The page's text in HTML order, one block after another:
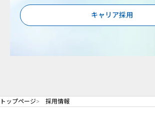
キャリア採用
トップページ 採用情報